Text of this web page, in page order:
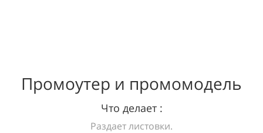
Промоутер и промомодель
Что делает :
Раздает листовки.